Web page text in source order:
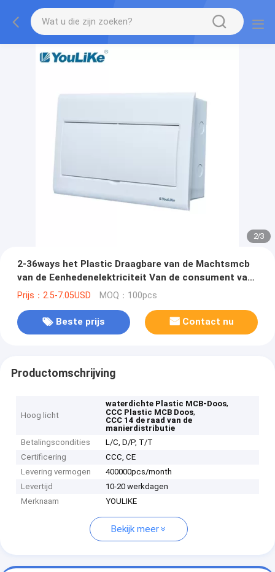
2/3
2-36ways het Plastic Draagbare van de Machtsmcb
van de Eenhedenelektriciteit Van de consument van
de de Distributiedoos Plastiek van de de
Prijs：2.5-7.05USD MOQ：100pcs
Beste prijs Contact nu
Productomschrijving
Hoog licht
waterdichte Plastic MCB-Doos,
CCC Plastic MCB Doos,
CCC 14 de raad van de
manierdistributie
Betalingscondities
L/C, D/P, T/T
Certificering
CCC, CE
Levering vermogen
400000pcs/month
Levertijd
10-20 werkdagen
Merknaam
YOULIKE
Bekijk meer